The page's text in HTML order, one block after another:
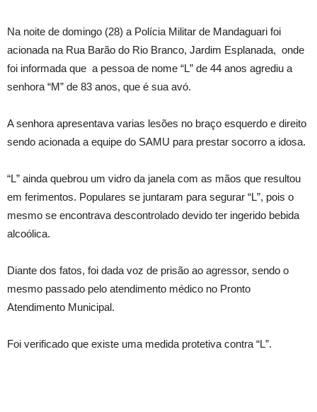
Na noite de domingo (28) a Polícia Militar de Mandaguari foi
acionada na Rua Barão do Rio Branco, Jardim Esplanada, onde
foi informada que a pessoa de nome “L” de 44 anos agrediu a
senhora “M” de 83 anos, que é sua avó.
A senhora apresentava varias lesões no braço esquerdo e direito
sendo acionada a equipe do SAMU para prestar socorro a idosa.
“L” ainda quebrou um vidro da janela com as mãos que resultou
em ferimentos. Populares se juntaram para segurar “L”, pois o
mesmo se encontrava descontrolado devido ter ingerido bebida
alcoólica.
Diante dos fatos, foi dada voz de prisão ao agressor, sendo o
mesmo passado pelo atendimento médico no Pronto
Atendimento Municipal.
Foi verificado que existe uma medida protetiva contra “L”.